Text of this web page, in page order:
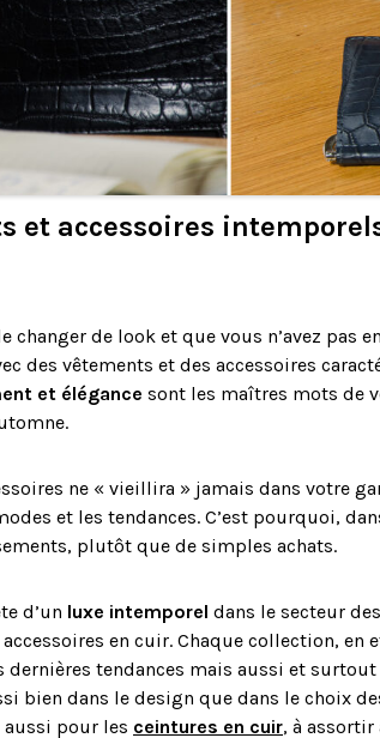
et accessoires
changer de look et que vous n’avez pas
des vêtements et des accessoires
et élégance sont les maîtres mots de
ne « vieillira » jamais dans votre
et les tendances. C’est pourquoi,
plutôt que de simples achats.
d’un luxe intemporel dans le secteur
en cuir. Chaque collection, en
dernières tendances mais aussi et
bien dans le design que dans le choix
aussi pour les ceintures en cuir, à assortir